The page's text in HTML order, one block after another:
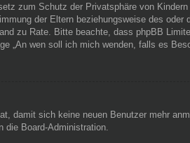
zum Schutz der Privatsphäre von
der Eltern beziehungsweise des
zu Rate. Bitte beachte, dass phpBB
wen soll ich mich wenden, falls es
damit sich keine neuen Benutzer mehr
die Board-Administration.